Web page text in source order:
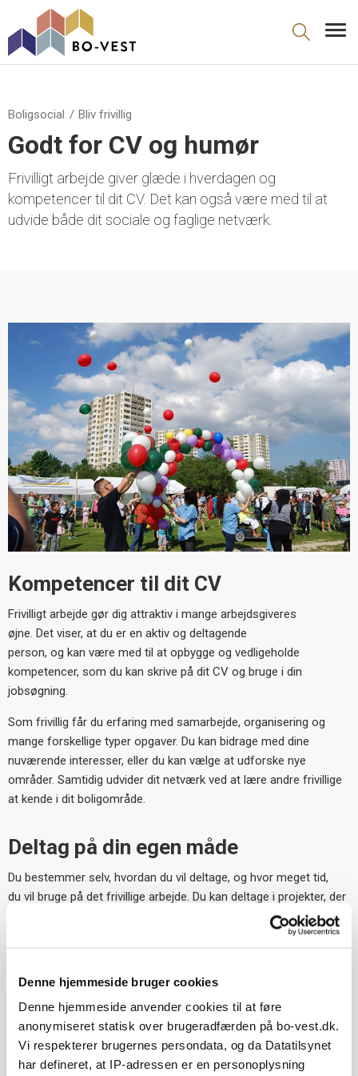
Denne hjemmeside bruger cookies
Denne hjemmeside anvender cookies til at føre
anonymiseret statisk over brugeradfærden på bo-vest.dk.
Vi respekterer brugernes persondata, og da Datatilsynet
har defineret, at IP-adressen er en personoplysning
gå til indhold
Boligsocial Bliv frivillig
Godt for CV og humør
Frivilligt arbejde giver glæde i hverdagen og
kompetencer til dit CV. Det kan også være med til at
udvide både dit sociale og faglige netværk.
Kompetencer til dit CV
Frivilligt arbejde gør dig attraktiv i mange arbejdsgiveres
øjne. Det viser, at du er en aktiv og deltagende
person, og kan være med til at opbygge og vedligeholde
kompetencer, som du kan skrive på dit CV og bruge i din
jobsøgning.
Som frivillig får du erfaring med samarbejde, organisering og
mange forskellige typer opgaver. Du kan bidrage med dine
nuværende interesser, eller du kan vælge at udforske nye
områder. Samtidig udvider dit netværk ved at lære andre frivillige
at kende i dit boligområde.
Deltag på din egen måde
Du bestemmer selv, hvordan du vil deltage, og hvor meget tid,
du vil bruge på det frivillige arbejde. Du kan deltage i projekter, der
løber over en afgrænset periode, som at planlægge en fælles
Sjovt og med betydning for
afdelingen